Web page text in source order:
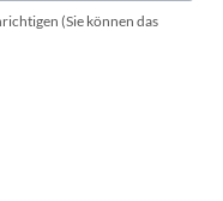
(Sie können das